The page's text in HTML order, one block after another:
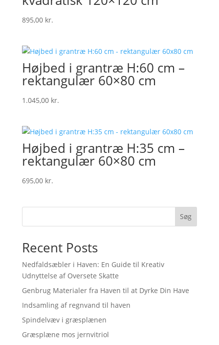
895,00 kr.
Højbed i grantræ H:60 cm –
rektangulær 60×80 cm
1.045,00 kr.
Højbed i grantræ H:35 cm –
rektangulær 60×80 cm
695,00 kr.
Søg
Recent Posts
Nedfaldsæbler i Haven: En Guide til Kreativ
Udnyttelse af Oversete Skatte
Genbrug Materialer fra Haven til at Dyrke Din Have
Indsamling af regnvand til haven
Spindelvæv i græsplænen
Græsplæne mos jernvitriol